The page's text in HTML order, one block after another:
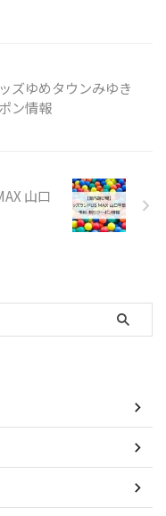
ズゆめタウンみゆき
ン情報
山口